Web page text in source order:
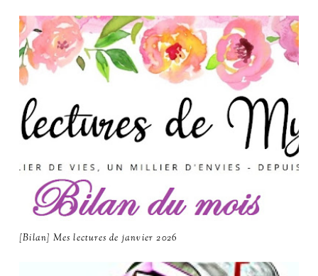
[Bilan] Mes lectures de janvier 2026